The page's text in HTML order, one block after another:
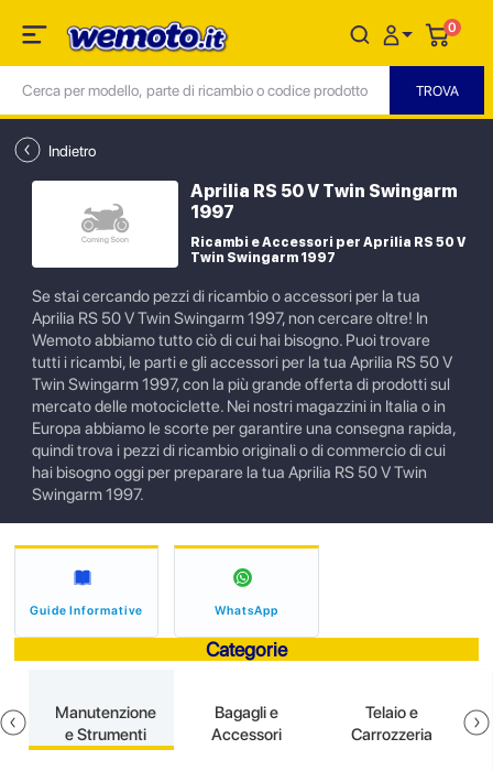
0
Indietro
Aprilia RS 50 V Twin Swingarm
1997
Ricambi e Accessori per Aprilia RS 50 V
Twin Swingarm 1997
Se stai cercando pezzi di ricambio o accessori per la tua
Aprilia RS 50 V Twin Swingarm 1997, non cercare oltre! In
Wemoto abbiamo tutto ciò di cui hai bisogno. Puoi trovare
tutti i ricambi, le parti e gli accessori per la tua Aprilia RS 50 V
Twin Swingarm 1997, con la più grande offerta di prodotti sul
mercato delle motociclette. Nei nostri magazzini in Italia o in
Europa abbiamo le scorte per garantire una consegna rapida,
quindi trova i pezzi di ricambio originali o di commercio di cui
hai bisogno oggi per preparare la tua Aprilia RS 50 V Twin
Swingarm 1997.
Guide Informative WhatsApp
Categorie
Manutenzione
e Strumenti
Bagagli e
Accessori
Telaio e
Carrozzeria